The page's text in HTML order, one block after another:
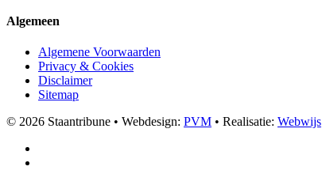
Algemeen
Algemene Voorwaarden
Privacy & Cookies
Disclaimer
Sitemap
© 2026 Staantribune • Webdesign: PVM • Realisatie: Webwijs